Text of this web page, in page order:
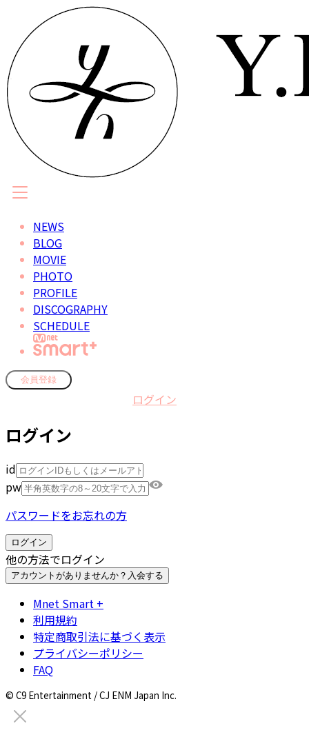
NEWS
BLOG
MOVIE
PHOTO
PROFILE
DISCOGRAPHY
SCHEDULE
会員登録
ログイン
ログイン
id
pw
パスワードをお忘れの方
ログイン
他の方法でログイン
アカウントがありませんか？ 入会する
Mnet Smart +
利用規約
特定商取引法に基づく表示
プライバシーポリシー
FAQ
© C9 Entertainment / CJ ENM Japan Inc.